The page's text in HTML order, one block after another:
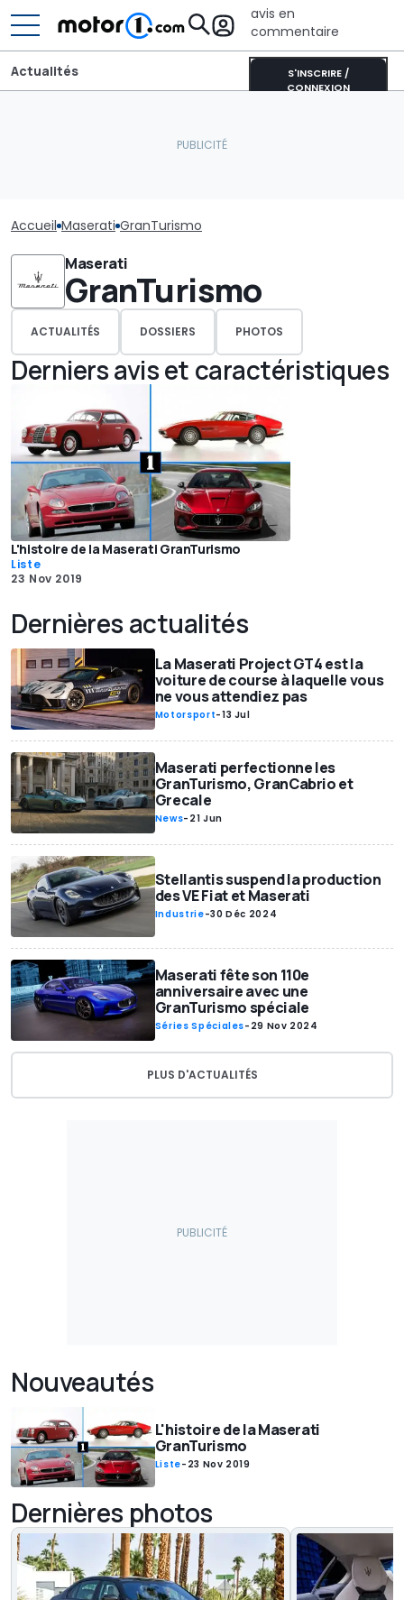
avis en
commentaire
S'INSCRIRE /
CONNEXION
Actualités
Accueil Maserati GranTurismo
Maserati
GranTurismo
ACTUALITÉS DOSSIERS PHOTOS
Derniers avis et caractéristiques
L'histoire de la Maserati GranTurismo
Liste
23 Nov 2019
Dernières actualités
La Maserati Project GT4 est la
voiture de course à laquelle vous
ne vous attendiez pas
Motorsport-13 Jul
Maserati perfectionne les
GranTurismo, GranCabrio et
Grecale
News- 21 Jun
Stellantis suspend la production
des VE Fiat et Maserati
Industrie-30 Déc 2024
Maserati fête son 110e
anniversaire avec une
GranTurismo spéciale
Séries Spéciales- 29 Nov 2024
PLUS D'ACTUALITÉS
Nouveautés
L'histoire de la Maserati
GranTurismo
Liste- 23 Nov 2019
Dernières photos